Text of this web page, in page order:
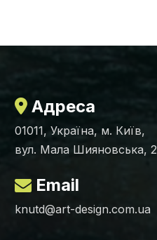
Адреса
01011, Україна, м. Київ,
вул. Мала Шияновська, 2
Email
knutd@art-design.com.ua